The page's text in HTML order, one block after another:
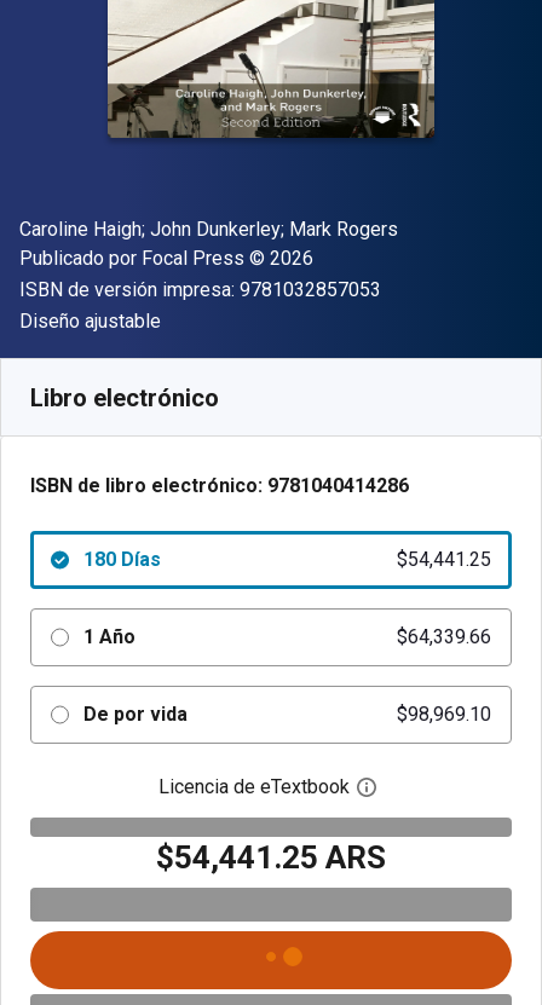
Autor(es)
Caroline Haigh; John Dunkerley; Mark Rogers
Editor
Publicado por Focal Press Copyright
© 2026
ISBN de versión impresa: 9781032857053
Formato
Diseño ajustable
Libro electrónico
ISBN de libro electrónico: 9781040414286
180 Días $54,441.25
1 Año $64,339.66
De por vida $98,969.10
Licencia de eTextbook Abre el cuadro de
$54,441.25 ARS